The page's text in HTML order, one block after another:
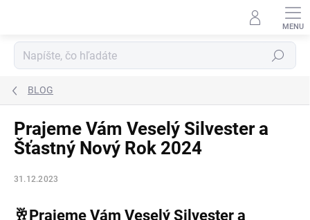
Hľadať
BLOG
Prajeme Vám Veselý Silvester a
Šťastný Nový Rok 2024
31.12.2023
🥂Prajeme Vám Veselý Silvester a